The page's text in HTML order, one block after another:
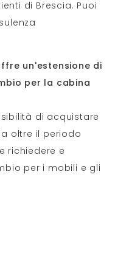
di Brescia. Puoi
un'estensione di
per la cabina
di acquistare
oltre il periodo
richiedere e
per i mobili e gli